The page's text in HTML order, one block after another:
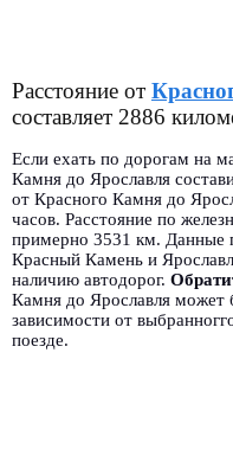
Расстояние от
составляет 2886
Если ехать по дорогам на
Камня до Ярославля
от Красного Камня до
часов. Расстояние по
примерно 3531 км. Данные
Красный Камень и
наличию автодорог.
Камня до Ярославля может
зависимости от
поезде.